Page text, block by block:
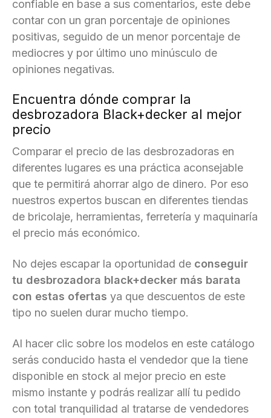
confiable en base a sus comentarios, este debe
contar con un gran porcentaje de opiniones
positivas, seguido de un menor porcentaje de
mediocres y por último uno minúsculo de
opiniones negativas.
Encuentra dónde comprar la
desbrozadora Black+decker al mejor
precio
Comparar el precio de las desbrozadoras en
diferentes lugares es una práctica aconsejable
que te permitirá ahorrar algo de dinero. Por eso
nuestros expertos buscan en diferentes tiendas
de bricolaje, herramientas, ferretería y maquinaría
el precio más económico.
No dejes escapar la oportunidad de conseguir
tu desbrozadora black+decker más barata
con estas ofertas ya que descuentos de este
tipo no suelen durar mucho tiempo.
Al hacer clic sobre los modelos en este catálogo
serás conducido hasta el vendedor que la tiene
disponible en stock al mejor precio en este
mismo instante y podrás realizar allí tu pedido
con total tranquilidad al tratarse de vendedores